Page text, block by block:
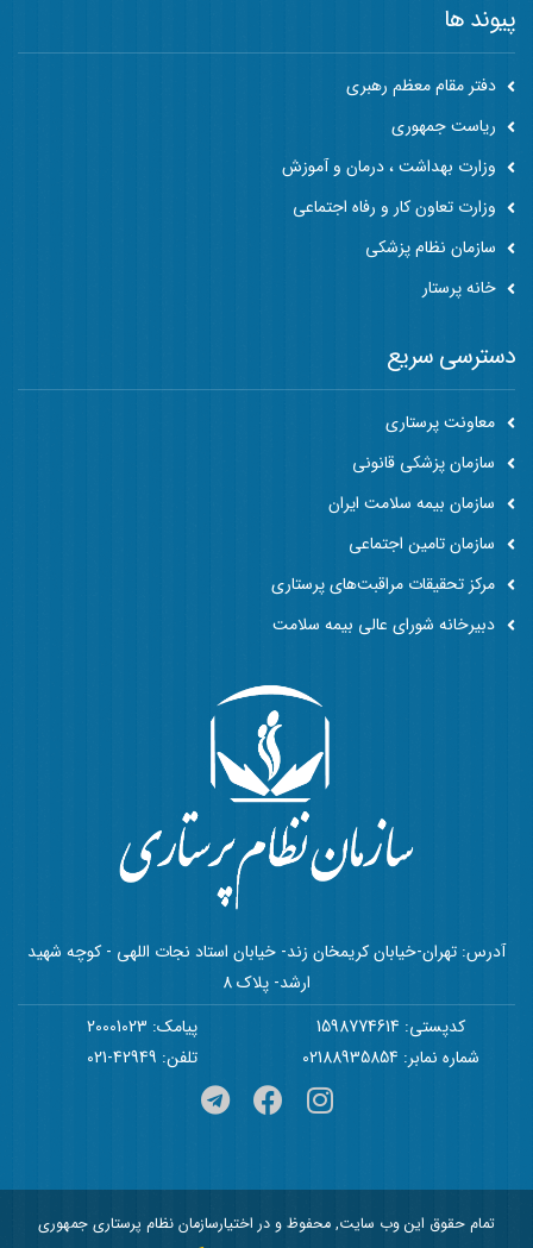
پیوند ها
دفتر مقام معظم رهبری
ریاست جمهوری
وزارت بهداشت ، درمان و آموزش
وزارت تعاون کار و رفاه اجتماعی
سازمان نظام پزشکی
خانه پرستار
آدرس: تهران-خیابان کریمخان زند- خیابان استاد نجات اللهی - کوچه شهید
ارشد- پلاک 8
کدپستی: 1598774614
پیامک: 20001023
شماره نمابر: 02188935854
تلفن: 42949-021
دسترسی سریع
معاونت پرستاری
سازمان پزشکی قانونی
سازمان بیمه سلامت ایران
سازمان تامین اجتماعی
مرکز تحقیقات مراقبت‌های پرستاری
دبیرخانه شورای عالی بیمه سلامت
تمام حقوق این وب سایت, محفوظ و در اختیارسازمان نظام پرستاری جمهوری